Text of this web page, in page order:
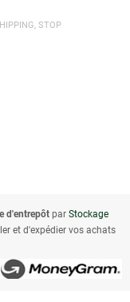
, STOP
d'entrepôt par Stockage
et d'expédier vos achats